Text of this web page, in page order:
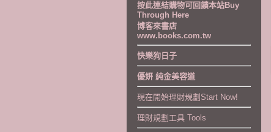
按此連結購物可回饋本站Buy
Through Here
博客來書店
www.books.com.tw
快樂狗日子
優妍 純金美容道
現在開始理財規劃Start Now!
理財規劃工具 Tools